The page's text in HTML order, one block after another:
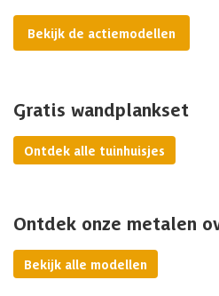
Bekijk de actiemodellen
Gratis wandplankset
Ontdek alle tuinhuisjes
Ontdek onze metalen
Bekijk alle modellen